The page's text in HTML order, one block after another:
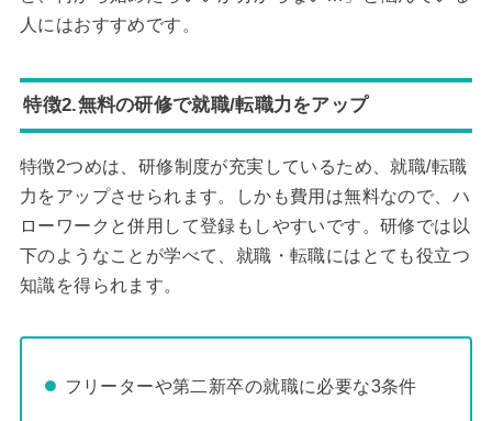
人にはおすすめです。
特徴2.無料の研修で就職/転職力をアップ
特徴2つめは、研修制度が充実しているため、就職/転職
力をアップさせられます。しかも費用は無料なので、ハ
ローワークと併用して登録もしやすいです。研修では以
下のようなことが学べて、就職・転職にはとても役立つ
知識を得られます。
フリーターや第二新卒の就職に必要な3条件